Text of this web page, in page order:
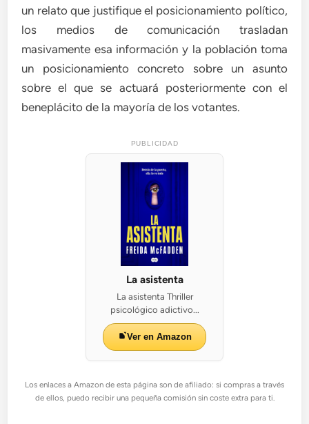
un relato que justifique el posicionamiento político,
los medios de comunicación trasladan
masivamente esa información y la población toma
un posicionamiento concreto sobre un asunto
sobre el que se actuará posteriormente con el
beneplácito de la mayoría de los votantes.
PUBLICIDAD
La asistenta
La asistenta Thriller
psicológico adictivo...
Ver en Amazon
Los enlaces a Amazon de esta página son de afiliado: si compras a través
de ellos, puedo recibir una pequeña comisión sin coste extra para ti.